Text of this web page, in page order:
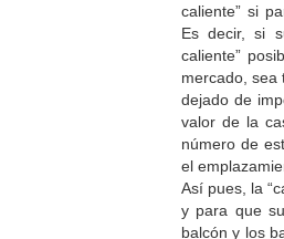
caliente” si
Es decir, si
caliente”
mercado, sea
dejado de
valor de la
número de
el
Así pues, la
y para que
balcón y los